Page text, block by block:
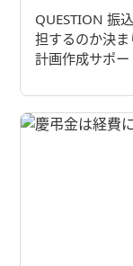
QUESTION 振
担するのか決
計画作成サポ